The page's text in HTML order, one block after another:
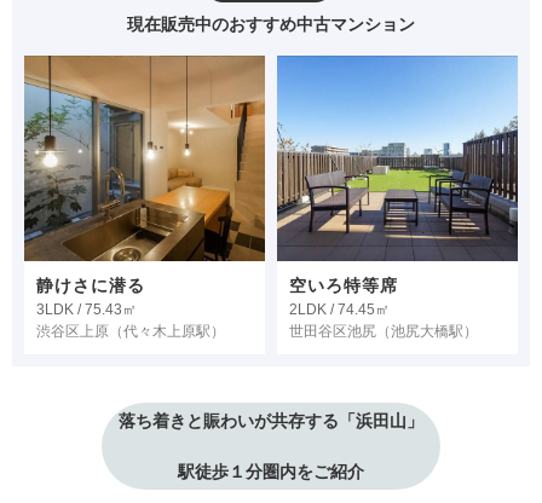
現在販売中のおすすめ中古マンション
静けさに潜る
3LDK / 75.43㎡
渋谷区上原 （代々木上原駅）
空いろ特等席
2LDK / 74.45㎡
世田谷区池尻 （池尻大橋駅）
落ち着きと賑わいが共存する「浜田山」
駅徒歩１分圏内をご紹介